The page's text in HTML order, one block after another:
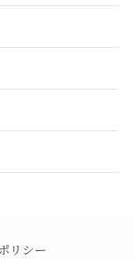
リシー